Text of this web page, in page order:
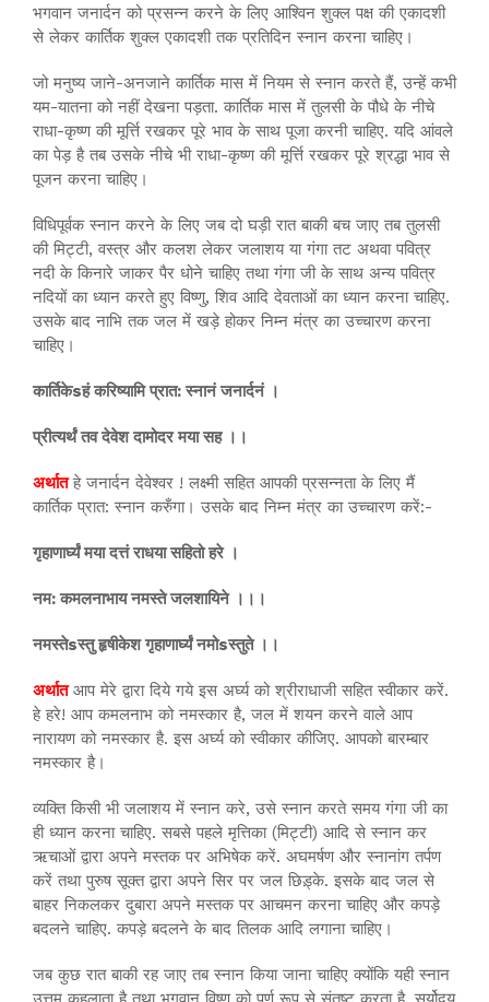
भगवान जनार्दन को प्रसन्न करने के लिए आश्विन शुक्ल पक्ष की एकादशी
से लेकर कार्तिक शुक्ल एकादशी तक प्रतिदिन स्नान करना चाहिए।
जो मनुष्य जाने-अनजाने कार्तिक मास में नियम से स्नान करते हैं, उन्हें कभी
यम-यातना को नहीं देखना पड़ता. कार्तिक मास में तुलसी के पौधे के नीचे
राधा-कृष्ण की मूर्त्ति रखकर पूरे भाव के साथ पूजा करनी चाहिए. यदि आंवले
का पेड़ है तब उसके नीचे भी राधा-कृष्ण की मूर्त्ति रखकर पूरे श्रद्धा भाव से
पूजन करना चाहिए।
विधिपूर्वक स्नान करने के लिए जब दो घड़ी रात बाकी बच जाए तब तुलसी
की मिट्टी, वस्त्र और कलश लेकर जलाशय या गंगा तट अथवा पवित्र
नदी के किनारे जाकर पैर धोने चाहिए तथा गंगा जी के साथ अन्य पवित्र
नदियों का ध्यान करते हुए विष्णु, शिव आदि देवताओं का ध्यान करना चाहिए.
उसके बाद नाभि तक जल में खड़े होकर निम्न मंत्र का उच्चारण करना
चाहिए।
कार्तिकेsहं करिष्यामि प्रात: स्नानं जनार्दनं ।
प्रीत्यर्थं तव देवेश दामोदर मया सह ।।
अर्थातहे जनार्दन देवेश्वर ! लक्ष्मी सहित आपकी प्रसन्नता के लिए मैं
कार्तिक प्रात: स्नान करुँगा। उसके बाद निम्न मंत्र का उच्चारण करें:-
गृहाणार्घ्यं मया दत्तं राधया सहितो हरे ।
नम: कमलनाभाय नमस्ते जलशायिने ।।।
नमस्तेsस्तु हृषीकेश गृहाणार्घ्यं नमोsस्तुते ।।
अर्थातआप मेरे द्वारा दिये गये इस अर्घ्य को श्रीराधाजी सहित स्वीकार करें.
हे हरे! आप कमलनाभ को नमस्कार है, जल में शयन करने वाले आप
नारायण को नमस्कार है. इस अर्घ्य को स्वीकार कीजिए. आपको बारम्बार
नमस्कार है।
व्यक्ति किसी भी जलाशय में स्नान करे, उसे स्नान करते समय गंगा जी का
ही ध्यान करना चाहिए. सबसे पहले मृत्तिका (मिट्टी) आदि से स्नान कर
ऋचाओं द्वारा अपने मस्तक पर अभिषेक करें. अघमर्षण और स्नानांग तर्पण
करें तथा पुरुष सूक्त द्वारा अपने सिर पर जल छिड़्के. इसके बाद जल से
बाहर निकलकर दुबारा अपने मस्तक पर आचमन करना चाहिए और कपड़े
बदलने चाहिए. कपड़े बदलने के बाद तिलक आदि लगाना चाहिए।
जब कुछ रात बाकी रह जाए तब स्नान किया जाना चाहिए क्योंकि यही स्नान